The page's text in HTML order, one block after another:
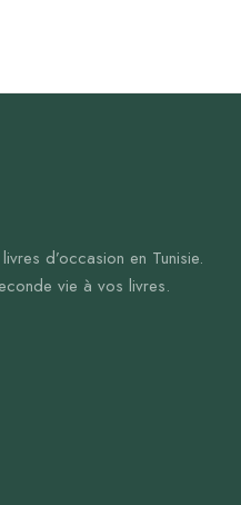
d’occasion en Tunisie.
vie à vos livres.